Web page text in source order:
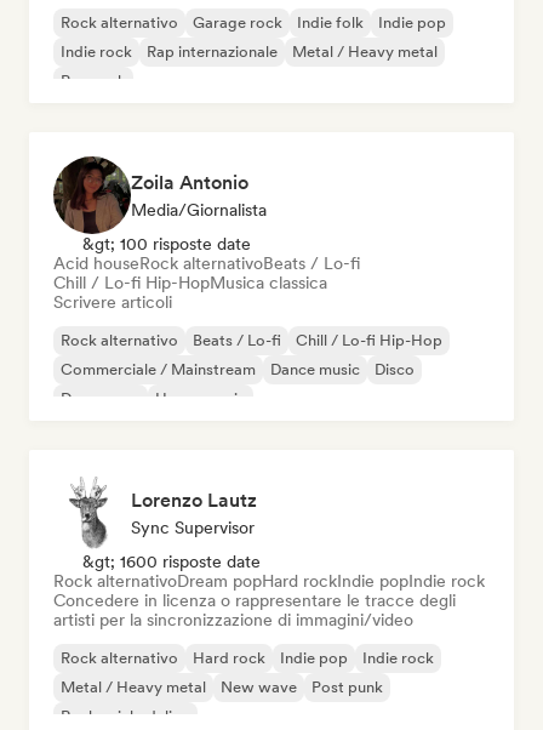
Rock alternativo Garage rock Indie folk
Indie pop
Indie rock
Rap internazionale
Metal / Heavy metal
Pop rock
Zoila Antonio
Media/Giornalista
&gt; 100 risposte date
Acid houseRock alternativoBeats / Lo-fi
Chill / Lo-fi Hip-HopMusica classica
Scrivere articoli
Rock alternativo Beats / Lo-fi
Chill / Lo-fi Hip-Hop
Commerciale / Mainstream
Dance music
Disco
Dream pop
House music
Lorenzo Lautz
Sync Supervisor
&gt; 1600 risposte date
Rock alternativoDream popHard rockIndie popIndie rock
Concedere in licenza o rappresentare le tracce degli
artisti per la sincronizzazione di immagini/video
Rock alternativo Hard rock Indie pop
Indie rock
Metal / Heavy metal
New wave
Post punk
Rock psichedelico